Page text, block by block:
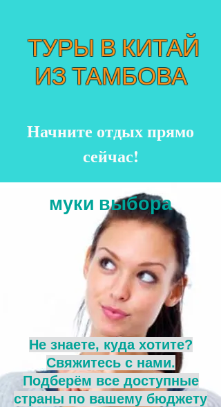
ТУРЫ В КИТАЙ
ИЗ ТАМБОВА
Начните отдых прямо
сейчас!
муки выбора
Не знаете, куда хотите?
Свяжитесь с нами.
Подберём все доступные
страны по вашему бюджету